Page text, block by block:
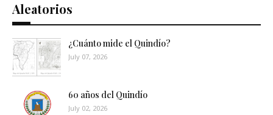
Aleatorios
¿Cuánto mide el Quindío?
July 07, 2026
60 años del Quindío
July 02, 2026